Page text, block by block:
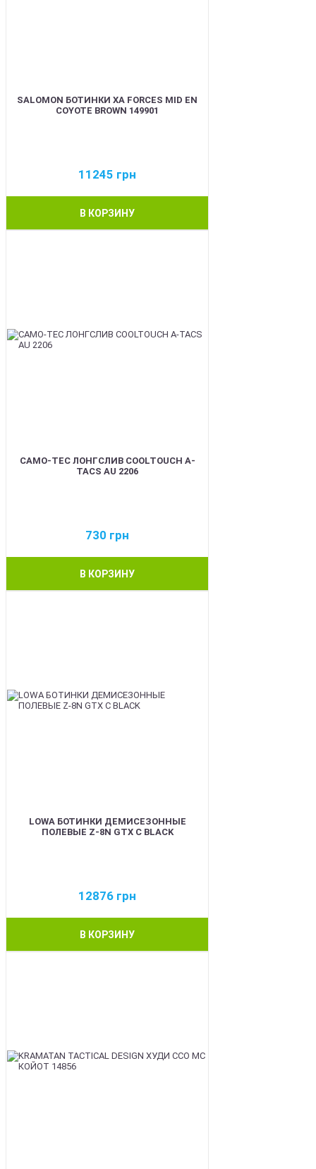
SALOMON БОТИНКИ XA FORCES MID EN
COYOTE BROWN 149901
11245 грн
В КОРЗИНУ
CAMO-TEC ЛОНГСЛИВ COOLTOUCH A-
TACS AU 2206
730 грн
В КОРЗИНУ
LOWA БОТИНКИ ДЕМИСЕЗОННЫЕ
ПОЛЕВЫЕ Z-8N GTX C BLACK
12876 грн
В КОРЗИНУ